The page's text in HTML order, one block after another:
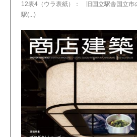
12表4（ウラ表紙）： 旧国立駅舎国立市
駅(...)